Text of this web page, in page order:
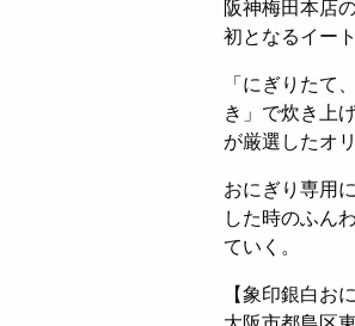
阪神梅田本店
初となるイー
「にぎりたて
き」で炊き上
が厳選したオ
おにぎり専用
した時のふん
ていく。
【象印銀白お